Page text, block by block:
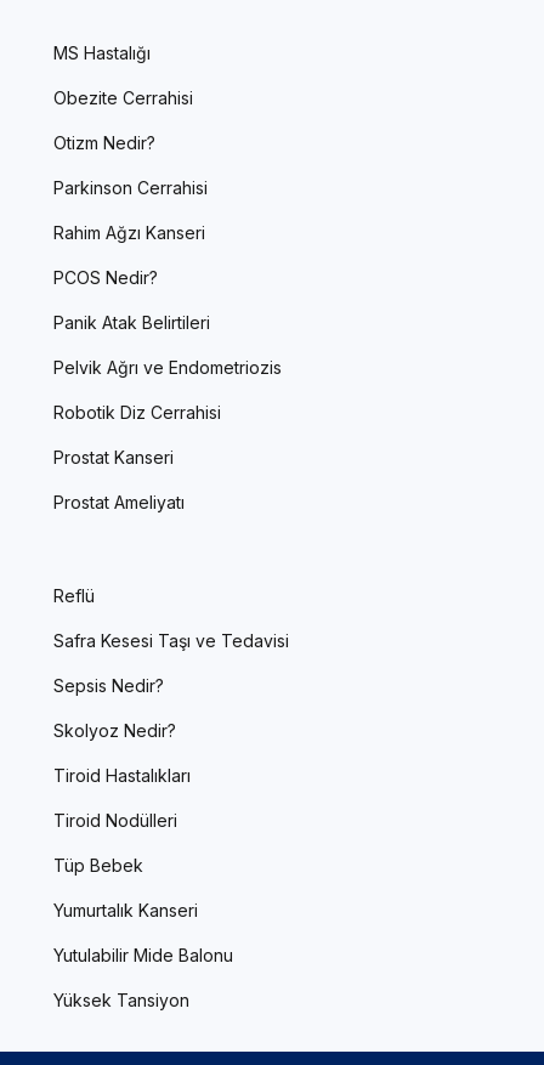
MS Hastalığı
Obezite Cerrahisi
Otizm Nedir?
Parkinson Cerrahisi
Rahim Ağzı Kanseri
PCOS Nedir?
Panik Atak Belirtileri
Pelvik Ağrı ve Endometriozis
Robotik Diz Cerrahisi
Prostat Kanseri
Prostat Ameliyatı
Reflü
Safra Kesesi Taşı ve Tedavisi
Sepsis Nedir?
Skolyoz Nedir?
Tiroid Hastalıkları
Tiroid Nodülleri
Tüp Bebek
Yumurtalık Kanseri
Yutulabilir Mide Balonu
Yüksek Tansiyon